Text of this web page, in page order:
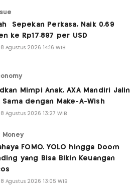
Sepekan Perkasa, Naik 0,69
ke Rp17.897 per USD
Agustus 2026 14:16 WIB
Mimpi Anak, AXA Mandiri Jalin
Sama dengan Make-A-Wish
Agustus 2026 13:27 WIB
Money
FOMO, YOLO hingga Doom
yang Bisa Bikin Keuangan
Agustus 2026 13:05 WIB